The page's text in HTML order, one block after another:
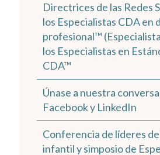
Directrices de las Redes
los Especialistas CDA en
profesional™
los Especialistas en
CDA™
Únase a nuestra
Facebook y LinkedIn
Conferencia de líderes
infantil y simposio de